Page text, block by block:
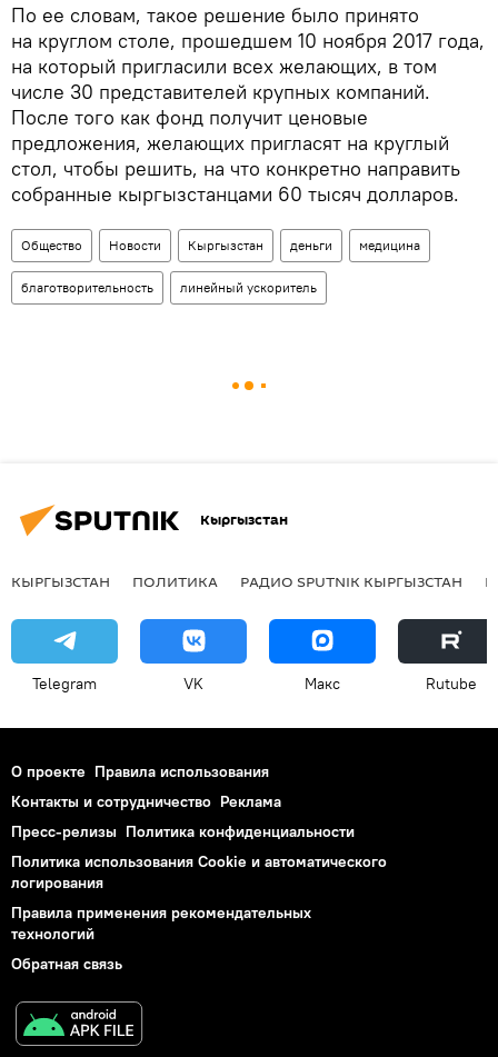
По ее словам, такое решение было принято
на круглом столе, прошедшем 10 ноября 2017 года,
на который пригласили всех желающих, в том
числе 30 представителей крупных компаний.
После того как фонд получит ценовые
предложения, желающих пригласят на круглый
стол, чтобы решить, на что конкретно направить
собранные кыргызстанцами 60 тысяч долларов.
Общество Новости Кыргызстан деньги медицина
благотворительность линейный ускоритель
Кыргызстан
КЫРГЫЗСТАН ПОЛИТИКА РАДИО SPUTNIK КЫРГЫЗСТАН
Telegram VK Макс Rutube
О проекте Правила использования
Контакты и сотрудничество Реклама
Пресс-релизы Политика конфиденциальности
Политика использования Cookie и автоматического
логирования
Правила применения рекомендательных
технологий
Обратная связь